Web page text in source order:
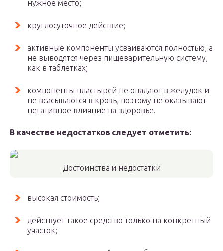
нужное место;
круглосуточное действие;
активные компоненты усваиваются полностью, а
не выводятся через пищеварительную систему,
как в таблетках;
компоненты пластырей не опадают в желудок и
не всасываются в кровь, поэтому не оказывают
негативное влияние на здоровье.
В качестве недостатков следует отметить:
Достоинства и недостатки
высокая стоимость;
действует такое средство только на конкретный
участок;